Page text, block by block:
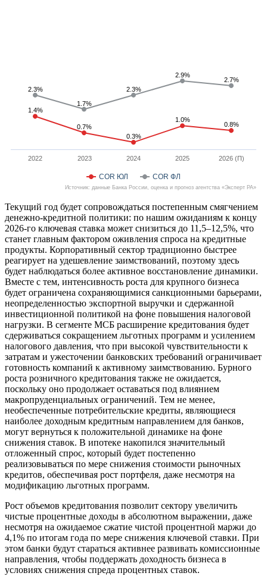
1.4%
1.4%
0.7%
0.7%
0.3%
0.3%
1.0%
1.0%
0.8%
0.8%
2.3%
2.3%
1.7%
1.7%
2.3%
2.3%
2.9%
2.9%
2.7%
2.7%
COR ЮЛ COR ФЛ
2022 2023 2024 2025 2026 (П)
Источник: данные Банка России, оценка и прогноз агентства «Эксперт РА»
Текущий год будет сопровождаться постепенным смягчением
денежно-кредитной политики: по нашим ожиданиям к концу
2026-го ключевая ставка может снизиться до 11,5–12,5%, что
станет главным фактором оживления спроса на кредитные
продукты. Корпоративный сектор традиционно быстрее
реагирует на удешевление заимствований, поэтому здесь
будет наблюдаться более активное восстановление динамики.
Вместе с тем, интенсивность роста для крупного бизнеса
будет ограничена сохраняющимися санкционными барьерами,
неопределенностью экспортной выручки и сдержанной
инвестиционной политикой на фоне повышения налоговой
нагрузки. В сегменте МСБ расширение кредитования будет
сдерживаться сокращением льготных программ и усилением
налогового давления, что при высокой чувствительности к
затратам и ужесточении банковских требований ограничивает
готовность компаний к активному заимствованию. Бурного
роста розничного кредитования также не ожидается,
поскольку оно продолжает оставаться под влиянием
макропруденциальных ограничений. Тем не менее,
необеспеченные потребительские кредиты, являющиеся
наиболее доходным кредитным направлением для банков,
могут вернуться к положительной динамике на фоне
снижения ставок. В ипотеке накопился значительный
отложенный спрос, который будет постепенно
реализовываться по мере снижения стоимости рыночных
кредитов, обеспечивая рост портфеля, даже несмотря на
модификацию льготных программ.
Рост объемов кредитования позволит сектору увеличить
чистые процентные доходы в абсолютном выражении, даже
несмотря на ожидаемое сжатие чистой процентной маржи до
4,1% по итогам года по мере снижения ключевой ставки. При
этом банки будут стараться активнее развивать комиссионные
направления, чтобы поддержать доходность бизнеса в
условиях снижения спреда процентных ставок.